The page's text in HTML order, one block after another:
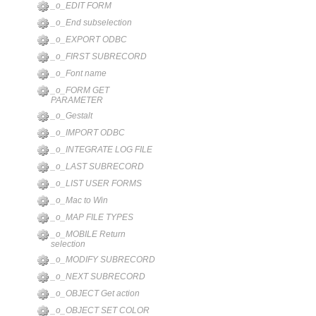
_o_EDIT FORM
_o_End subselection
_o_EXPORT ODBC
_o_FIRST SUBRECORD
_o_Font name
_o_FORM GET
PARAMETER
_o_Gestalt
_o_IMPORT ODBC
_o_INTEGRATE LOG FILE
_o_LAST SUBRECORD
_o_LIST USER FORMS
_o_Mac to Win
_o_MAP FILE TYPES
_o_MOBILE Return
selection
_o_MODIFY SUBRECORD
_o_NEXT SUBRECORD
_o_OBJECT Get action
_o_OBJECT SET COLOR